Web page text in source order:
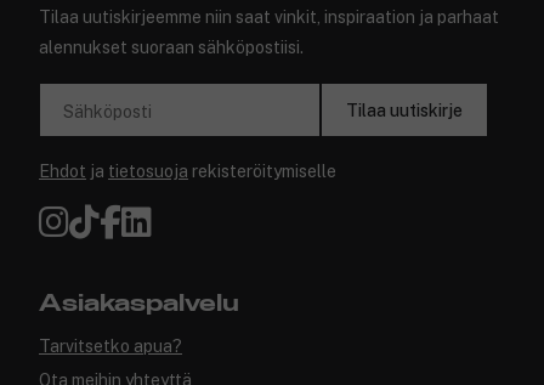
Tilaa uutiskirjeemme niin saat vinkit, inspiraation ja parhaat
alennukset suoraan sähköpostiisi.
Sähköposti Tilaa uutiskirje
Ehdot ja tietosuoja rekisteröitymiselle
Asiakaspalvelu
Tarvitsetko apua?
Ota meihin yhteyttä